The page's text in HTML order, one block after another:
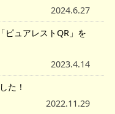
2024.6.27
ピュアレストQR」を
2023.4.14
た！
2022.11.29